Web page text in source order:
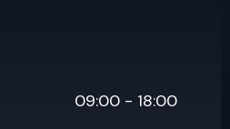
09:00 - 18:00